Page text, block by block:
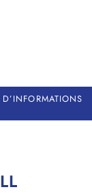
D’INFORMATIONS